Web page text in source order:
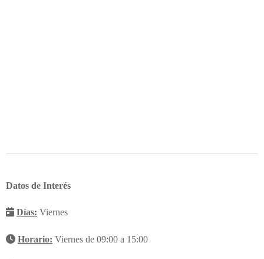
Datos de Interés
Días: Viernes
Horario: Viernes de 09:00 a 15:00